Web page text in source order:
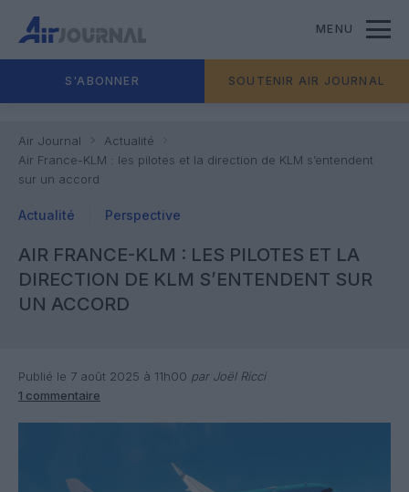
MENU
S'ABONNER SOUTENIR AIR JOURNAL
Air Journal
Actualité
Air France-KLM : les pilotes et la direction de KLM s’entendent
sur un accord
Actualité Perspective
AIR FRANCE-KLM : LES PILOTES ET LA
DIRECTION DE KLM S’ENTENDENT SUR
UN ACCORD
Publié le 7 août 2025 à 11h00 par Joël Ricci
1 commentaire